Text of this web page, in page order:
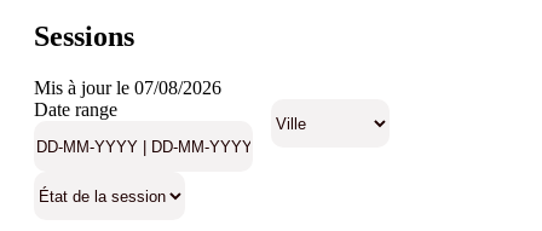
Sessions
Mis à jour le 07/08/2026
Date range